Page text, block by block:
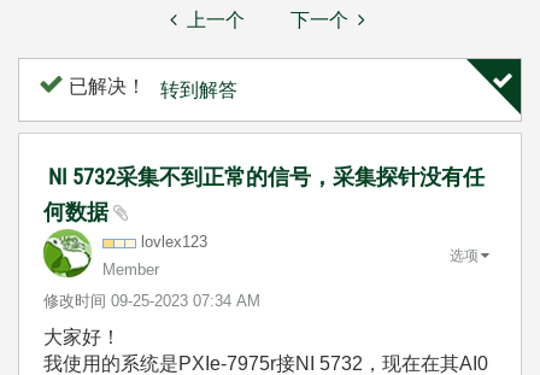
上一个 下一个
已解决！ 转到解答
NI 5732采集不到正常的信号，采集探针没有任
何数据
lovlex123
Member
修改时间 ‎09-25-2023 07:34 AM
选项
大家好！
我使用的系统是PXIe-7975r接NI 5732，现在在其AI0